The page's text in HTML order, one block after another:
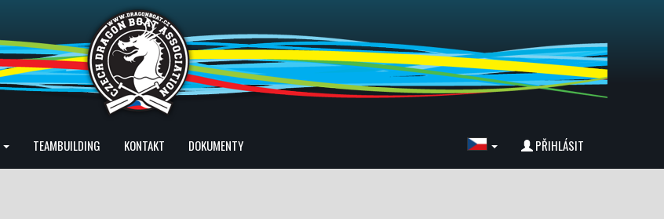
TEAMBUILDING KONTAKT DOKUMENTY PŘIHLÁSIT